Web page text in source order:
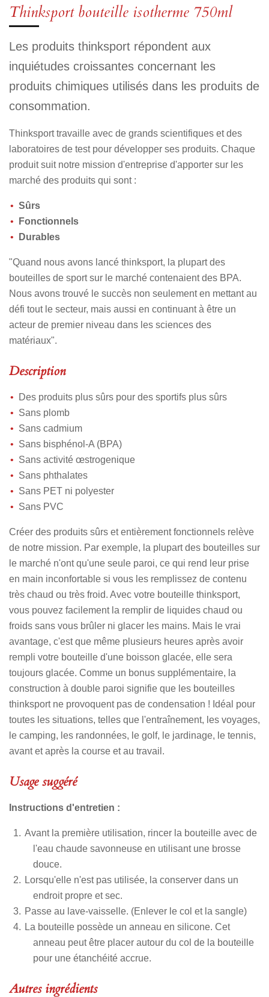
g
g
a
g
g
Thinksport bouteille isotherme 750ml
Les produits thinksport répondent aux
inquiétudes croissantes concernant les
produits chimiques utilisés dans les produits de
consommation.
Thinksport travaille avec de grands scientifiques et des
laboratoires de test pour développer ses produits. Chaque
produit suit notre mission d'entreprise d'apporter sur les
marché des produits qui sont :
Sûrs
Fonctionnels
Durables
"Quand nous avons lancé thinksport, la plupart des
bouteilles de sport sur le marché contenaient des BPA.
Nous avons trouvé le succès non seulement en mettant au
défi tout le secteur, mais aussi en continuant à être un
acteur de premier niveau dans les sciences des
matériaux".
Description
Des produits plus sûrs pour des sportifs plus sûrs
Sans plomb
Sans cadmium
Sans bisphénol-A (BPA)
Sans activité œstrogenique
Sans phthalates
Sans PET ni polyester
Sans PVC
Créer des produits sûrs et entièrement fonctionnels relève
de notre mission. Par exemple, la plupart des bouteilles sur
le marché n'ont qu'une seule paroi, ce qui rend leur prise
en main inconfortable si vous les remplissez de contenu
très chaud ou très froid. Avec votre bouteille thinksport,
vous pouvez facilement la remplir de liquides chaud ou
froids sans vous brûler ni glacer les mains. Mais le vrai
avantage, c'est que même plusieurs heures après avoir
rempli votre bouteille d'une boisson glacée, elle sera
toujours glacée. Comme un bonus supplémentaire, la
construction à double paroi signifie que les bouteilles
thinksport ne provoquent pas de condensation ! Idéal pour
toutes les situations, telles que l'entraînement, les voyages,
le camping, les randonnées, le golf, le jardinage, le tennis,
avant et après la course et au travail.
Usage suggéré
Instructions d'entretien :
Avant la première utilisation, rincer la bouteille avec de
l'eau chaude savonneuse en utilisant une brosse
douce.
Lorsqu'elle n'est pas utilisée, la conserver dans un
endroit propre et sec.
Passe au lave-vaisselle. (Enlever le col et la sangle)
La bouteille possède un anneau en silicone. Cet
anneau peut être placer autour du col de la bouteille
pour une étanchéité accrue.
Autres ingrédients